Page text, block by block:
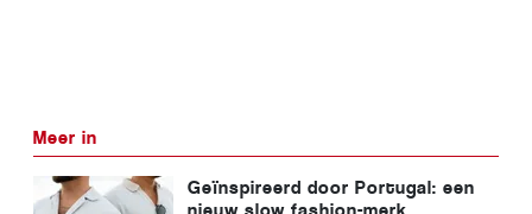
Meer in
Geïnspireerd door Portugal: een